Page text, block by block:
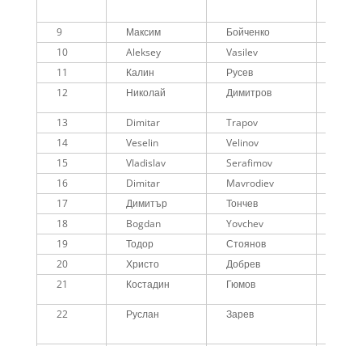
9 Максим Бойченко
10
Aleksey Vasilev
11
Калин Русев
12
Николай Димитров
13 Dimitar Trapov
14
Veselin Velinov
15
Vladislav Serafimov
16
Dimitar Mavrodiev
17
Димитър Тончев
18
Bogdan Yovchev
19
Тодор Стоянов
20
Христо Добрев
21
Костадин Гюмов
22 Руслан Зарев